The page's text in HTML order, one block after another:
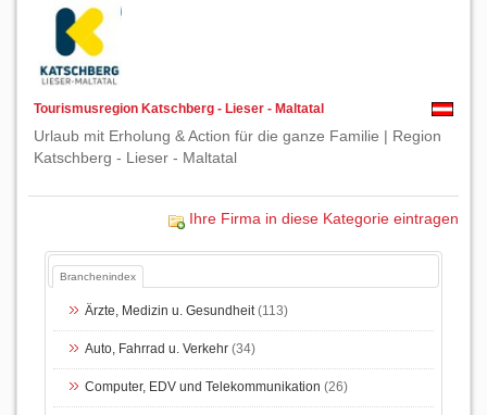
Tourismusregion Katschberg - Lieser - Maltatal
Urlaub mit Erholung & Action für die ganze Familie | Region
Katschberg - Lieser - Maltatal
Ihre Firma in diese Kategorie eintragen
Branchenindex
Ärzte, Medizin u. Gesundheit(113)
Auto, Fahrrad u. Verkehr (34)
Computer, EDV und Telekommunikation (26)